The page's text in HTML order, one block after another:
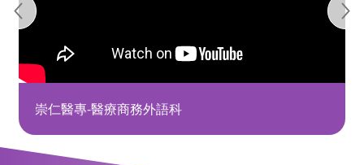
崇仁醫專-醫療商務外語科